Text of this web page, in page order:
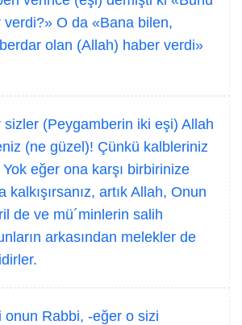
O da «Bana bilen,
olan (Allah) haber verdi»
sizler (Peygamberin iki eşi) Allah
(ne güzel)! Çünkü kalbleriniz
eğer ona karşı birbirinize
artık Allah, Onun
de ve mü´minlerin salih
arkasından melekler de
onun Rabbi, -eğer o sizi